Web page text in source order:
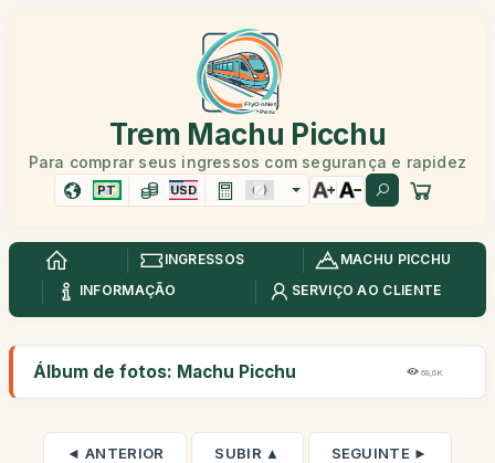
Trem Machu Picchu
Para comprar seus ingressos com segurança e rapidez
PT USD
INGRESSOS
MACHU PICCHU
INFORMAÇÃO
SERVIÇO AO CLIENTE
Álbum de fotos: Machu Picchu 68,6K
◄ ANTERIOR SUBIR ▲ SEGUINTE ►